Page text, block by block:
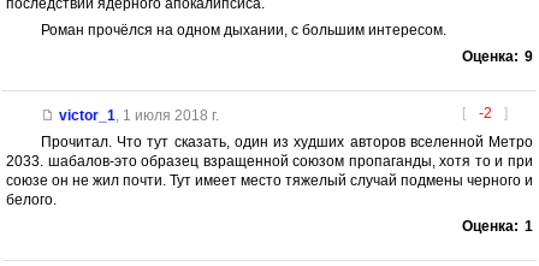
Роман прочёлся на одном дыхании, с большим интересом.
Оценка: 9
[ -2 ]
victor_1 1 июля 2018 г.
Прочитал. Что тут сказать, один из худших авторов вселенной Метро
2033. шабалов-это образец взращенной союзом пропаганды, хотя то и при
союзе он не жил почти. Тут имеет место тяжелый случай подмены черного и
белого.
Оценка: 1